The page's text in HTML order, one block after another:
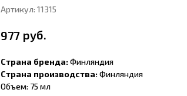
Артикул: 11315
977 руб.
Страна бренда:Финляндия
Страна производства:Финляндия
Объем: 75 мл